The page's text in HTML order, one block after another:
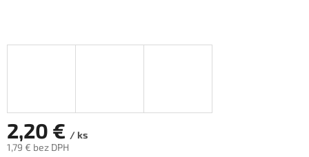
2,20 € / ks
1,79 € bez DPH